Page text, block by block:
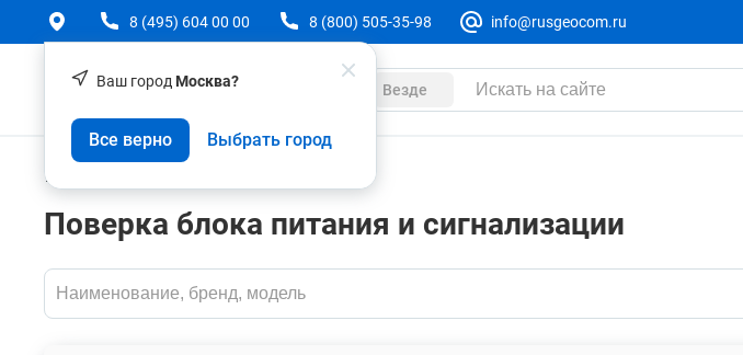
Ваш город Москва?
Все верно Выбрать город
8 (495) 604 00 00 8 (800) 505-35-98 info@rusgeocom.ru
Везде
Услуги
Поверка блока питания и сигнализации